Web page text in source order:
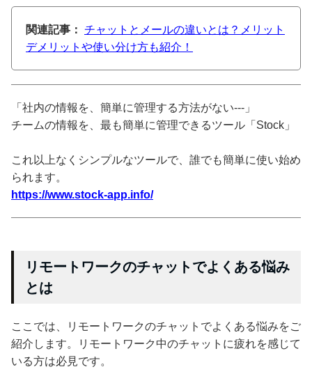
関連記事： チャットとメールの違いとは？メリット
デメリットや使い分け方も紹介！
「社内の情報を、簡単に管理する方法がない---」
チームの情報を、最も簡単に管理できるツール「Stock」
これ以上なくシンプルなツールで、誰でも簡単に使い始め
られます。
https://www.stock-app.info/
リモートワークのチャットでよくある悩み
とは
ここでは、リモートワークのチャットでよくある悩みをご
紹介します。リモートワーク中のチャットに疲れを感じて
いる方は必見です。